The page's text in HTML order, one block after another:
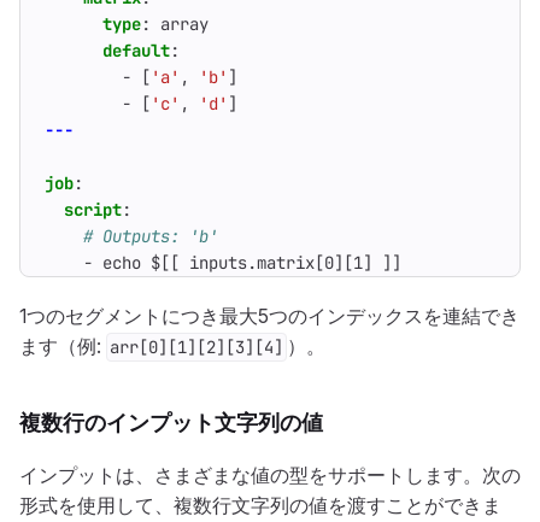
type:
array
default:
-
[ 'a' , 'b' ]
-
[ 'c' , 'd' ]
---
job:
script:
# Outputs: 'b'
- echo $[[ inputs.matrix[0][1] ]]
1つのセグメントにつき最大5つのインデックスを連結でき
ます（例: arr[0][1][2][3][4] ）。
複数行のインプット文字列の値
インプットは、さまざまな値の型をサポートします。次の
形式を使用して、複数行文字列の値を渡すことができま